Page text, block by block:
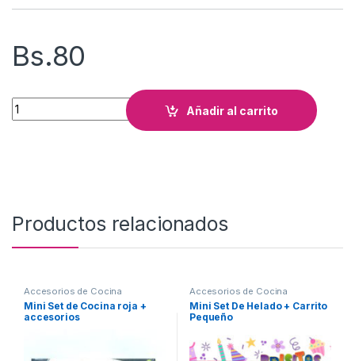
Bs.80
Postres Amarillo cantidad
Añadir al carrito
Productos relacionados
Accesorios de Cocina
Mini Set de Cocina roja +
accesorios
Accesorios de Cocina
Mini Set De Helado + Carrito
Pequeño